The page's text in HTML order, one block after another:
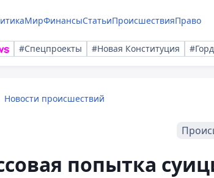
МирФинансыСтатьиПроисшествияПраво
#Спецпроекты #Новая Конституция
Новости происшествий
попытка